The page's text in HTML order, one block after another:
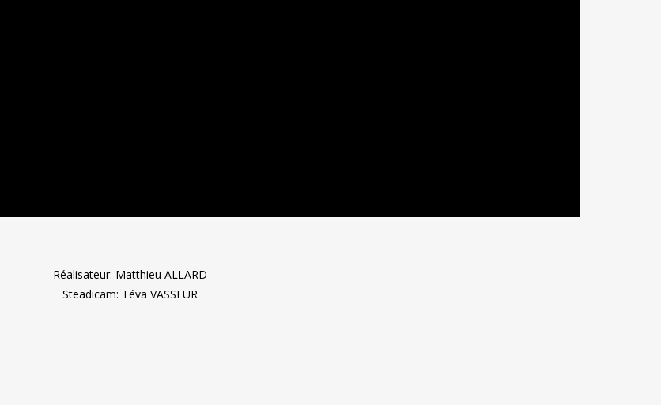
Réalisateur: Matthieu ALLARD
Steadicam: Téva VASSEUR